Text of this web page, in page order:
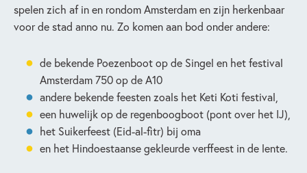
spelen zich af in en rondom Amsterdam en zijn herkenbaar
voor de stad anno nu. Zo komen aan bod onder andere:
de bekende Poezenboot op de Singel en het festival
Amsterdam 750 op de A10
andere bekende feesten zoals het Keti Koti festival,
een huwelijk op de regenboogboot (pont over het IJ),
het Suikerfeest (Eid-al-fitr) bij oma
en het Hindoestaanse gekleurde verffeest in de lente.